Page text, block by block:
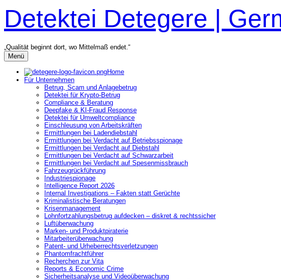
Inhalt
überspringen
Detektei Detegere |
„Qualität beginnt dort, wo Mittelmaß endet.“
Menü
Home
Für Unternehmen
Betrug, Scam und Anlagebetrug
Detektei für Krypto-Betrug
Compliance & Beratung
Deepfake & KI-Fraud Response
Detektei für Umweltcompliance
Einschleusung von Arbeitskräften
Ermittlungen bei Ladendiebstahl
Ermittlungen bei Verdacht auf Betriebsspionage
Ermittlungen bei Verdacht auf Diebstahl
Ermittlungen bei Verdacht auf Schwarzarbeit
Ermittlungen bei Verdacht auf Spesenmissbrauch
Fahrzeugrückführung
Industriespionage
Intelligence Report 2026
Internal Investigations – Fakten statt Gerüchte
Kriminalistische Beratungen
Krisenmanagement
Lohnfortzahlungsbetrug aufdecken – diskret & rechtssicher
Luftüberwachung
Marken- und Produktpiraterie
Mitarbeiterüberwachung
Patent- und Urheberrechtsverletzungen
Phantomfrachtführer
Recherchen zur Vita
Reports & Economic Crime
Sicherheitsanalyse und Videoüberwachung